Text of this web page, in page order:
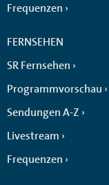
Frequenzen
FERNSEHEN
SR Fernsehen
Programmvorschau
Sendungen A-Z
Livestream
Frequenzen